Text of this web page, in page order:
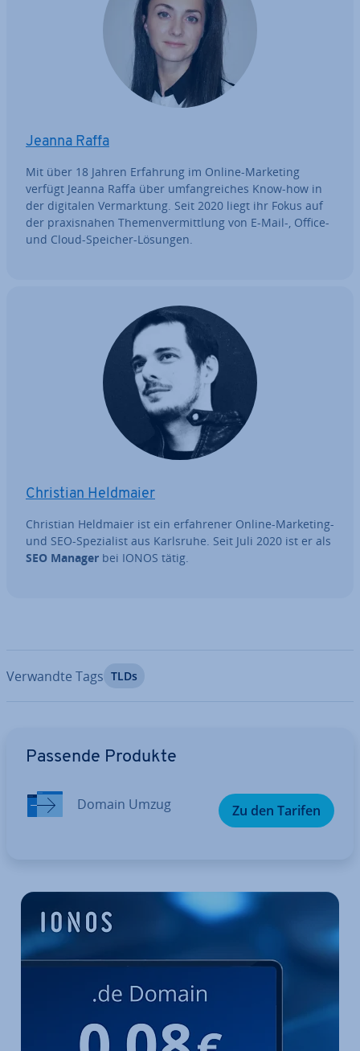
Jeanna Raffa
Mit über 18 Jahren Erfahrung im Online-Marketing
verfügt Jeanna Raffa über um­fang­rei­ches Know-how in
der digitalen Ver­mark­tung. Seit 2020 liegt ihr Fokus auf
der pra­xis­na­hen The­men­ver­mitt­lung von E-Mail-, Office-
und Cloud-Speicher-Lösungen.
Christian Heldmaier
Christian Heldmaier ist ein er­fah­re­ner Online-Marketing-
und SEO-Spe­zia­list aus Karlsruhe. Seit Juli 2020 ist er als
SEO Manager bei IONOS tätig.
Verwandte Tags TLDs
Passende Produkte
Domain Umzug Zu den Tarifen